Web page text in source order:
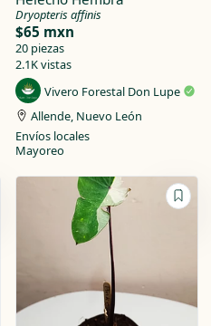
Dryopteris affinis
$65 mxn
20 piezas
2.1K vistas
Vivero Forestal Don Lupe
Allende, Nuevo León
Envíos locales
Mayoreo